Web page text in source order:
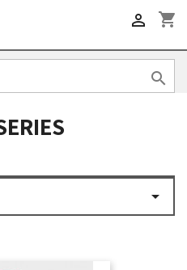
shopping_cart


